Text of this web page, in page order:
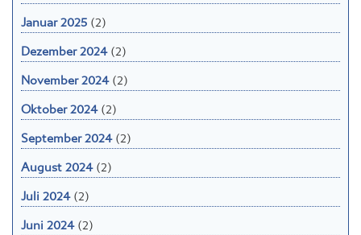
Januar 2025(2)
Dezember 2024(2)
November 2024(2)
Oktober 2024(2)
September 2024(2)
August 2024(2)
Juli 2024(2)
Juni 2024(2)